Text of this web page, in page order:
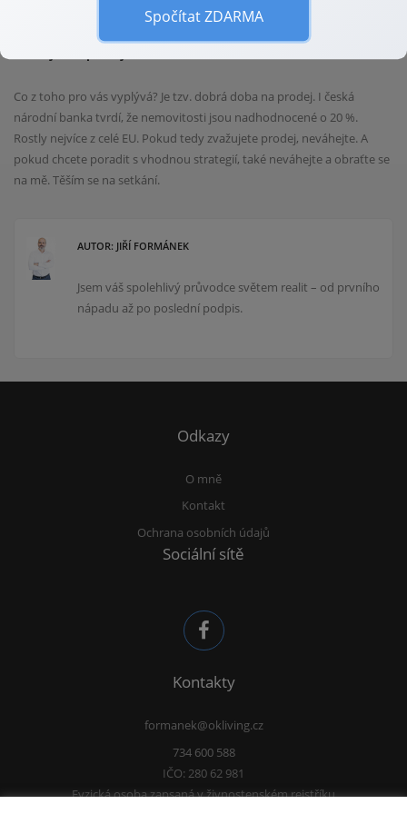
Co z toho pro vás vyplývá? Je tzv. dobrá doba na prodej. I česká
národní banka tvrdí, že nemovitosti jsou nadhodnocené o 20 %.
Rostly nejvíce z celé EU. Pokud tedy zvažujete prodej, neváhejte. A
pokud chcete poradit s vhodnou strategií, také neváhejte a obraťte se
na mě. Těším se na setkání.
AUTOR: JIŘÍ FORMÁNEK
Jsem váš spolehlivý průvodce světem realit – od prvního
nápadu až po poslední podpis.
Odkazy
O mně
Kontakt
Ochrana osobních údajů
Sociální sítě
Kontakty
formanek@okliving.cz
734 600 588
IČO: 280 62 981
Fyzická osoba zapsaná v živnostenském rejstříku
Spočítat ZDARMA